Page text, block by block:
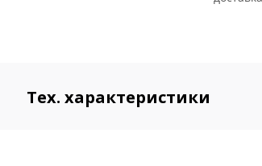
Тех. характеристики